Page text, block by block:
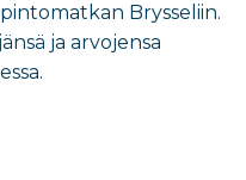
Brysseliin.
ja arvojensa